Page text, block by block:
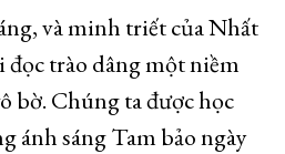
và minh triết của Nhất
trào dâng một niềm
bờ. Chúng ta được học
ánh sáng Tam bảo ngày